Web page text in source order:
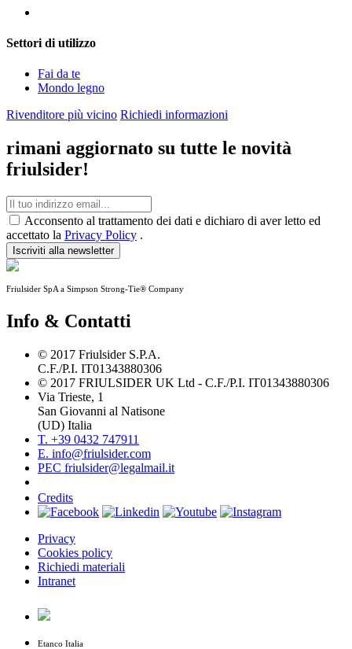
Settori di utilizzo
Fai da te
Mondo legno
Rivenditore più vicino Richiedi informazioni
rimani aggiornato su tutte le novità
friulsider!
Acconsento al trattamento dei dati e dichiaro di aver letto ed
accettato la Privacy Policy .
Iscriviti alla newsletter
Friulsider SpA a Simpson Strong-Tie® Company
Info & Contatti
© 2017 Friulsider S.P.A.
C.F./P.I. IT01343880306
© 2017 FRIULSIDER UK Ltd - C.F./P.I. IT01343880306
Via Trieste, 1
San Giovanni al Natisone
(UD) Italia
T. +39 0432 747911
E. info@friulsider.com
PEC friulsider@legalmail.it
Credits
Privacy
Cookies policy
Richiedi materiali
Intranet
Etanco Italia